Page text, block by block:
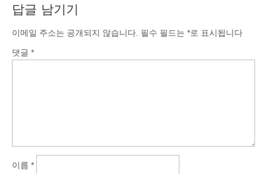
답글 남기기
이메일 주소는 공개되지 않습니다. 필수 필드는 *로 표시됩니다
댓글 *
이름 *